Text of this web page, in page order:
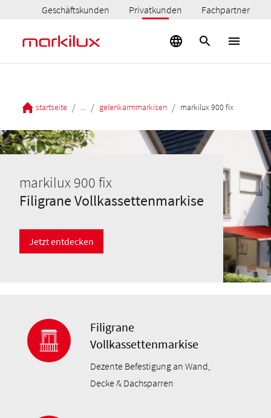
Geschäftskunden Privatkunden Fachpartner
startseite / / gelenkarmmarkisen / markilux 900 fix
markilux 900 fix
Filigrane Vollkassettenmarkise
Jetzt entdecken
Filigrane
Vollkassettenmarkise
Dezente Befestigung an Wand,
Decke & Dachsparren